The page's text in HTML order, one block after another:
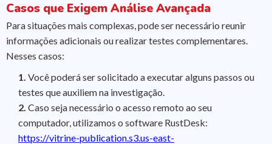
Casos que Exigem Análise Avançada
Para situações mais complexas, pode ser necessário reunir
informações adicionais ou realizar testes complementares.
Nesses casos:
1. Você poderá ser solicitado a executar alguns passos ou
testes que auxiliem na investigação.
2. Caso seja necessário o acesso remoto ao seu
computador, utilizamos o software RustDesk:
https://vitrine-publication.s3.us-east-